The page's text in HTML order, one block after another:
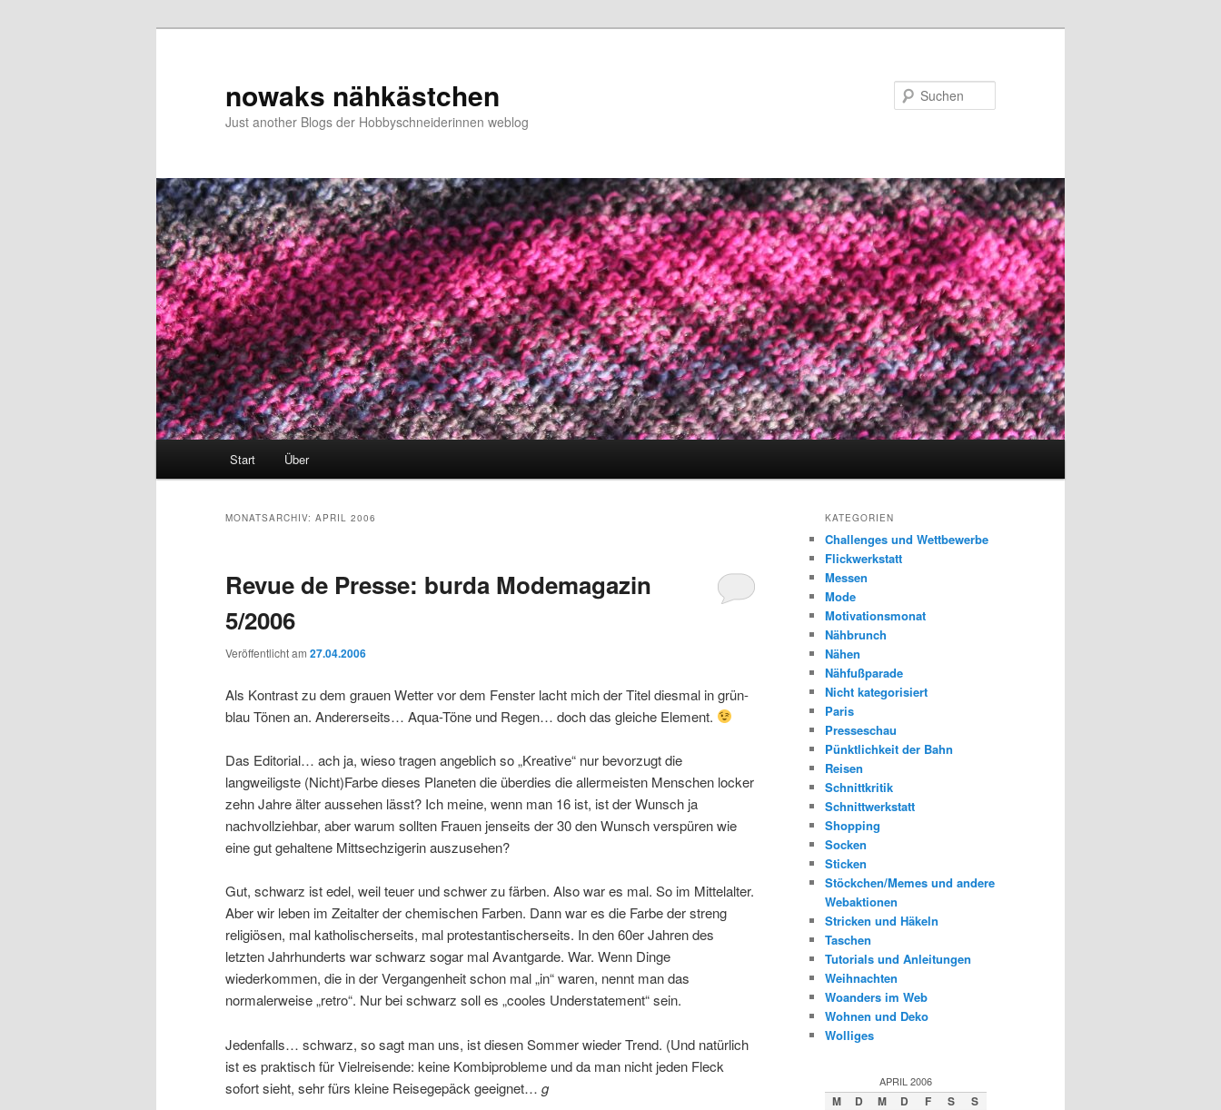
nowaks nähkästchen
Just another Blogs der Hobbyschneiderinnen weblog
Start Über
MONATSARCHIV: APRIL 2006
Revue de Presse: burda Modemagazin
5/2006
Veröffentlicht am 27.04.2006
Als Kontrast zu dem grauen Wetter vor dem Fenster lacht mich der Titel diesmal in grün-
blau Tönen an. Andererseits… Aqua-Töne und Regen… doch das gleiche Element.
Das Editorial… ach ja, wieso tragen angeblich so „Kreative“ nur bevorzugt die
langweiligste (Nicht)Farbe dieses Planeten die überdies die allermeisten Menschen locker
zehn Jahre älter aussehen lässt? Ich meine, wenn man 16 ist, ist der Wunsch ja
nachvollziehbar, aber warum sollten Frauen jenseits der 30 den Wunsch verspüren wie
eine gut gehaltene Mittsechzigerin auszusehen?
Gut, schwarz ist edel, weil teuer und schwer zu färben. Also war es mal. So im Mittelalter.
Aber wir leben im Zeitalter der chemischen Farben. Dann war es die Farbe der streng
religiösen, mal katholischerseits, mal protestantischerseits. In den 60er Jahren des
letzten Jahrhunderts war schwarz sogar mal Avantgarde. War. Wenn Dinge
wiederkommen, die in der Vergangenheit schon mal „in“ waren, nennt man das
normalerweise „retro“. Nur bei schwarz soll es „cooles Understatement“ sein.
Jedenfalls… schwarz, so sagt man uns, ist diesen Sommer wieder Trend. (Und natürlich
ist es praktisch für Vielreisende: keine Kombiprobleme und da man nicht jeden Fleck
sofort sieht, sehr fürs kleine Reisegepäck geeignet… g
KATEGORIEN
Challenges und Wettbewerbe
Flickwerkstatt
Messen
Mode
Motivationsmonat
Nähbrunch
Nähen
Nähfußparade
Nicht kategorisiert
Paris
Presseschau
Pünktlichkeit der Bahn
Reisen
Schnittkritik
Schnittwerkstatt
Shopping
Socken
Sticken
Stöckchen/Memes und andere
Webaktionen
Stricken und Häkeln
Taschen
Tutorials und Anleitungen
Weihnachten
Woanders im Web
Wohnen und Deko
Wolliges
APRIL 2006
M D M D F S S